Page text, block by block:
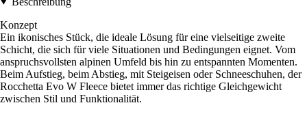
Konzept
Ein ikonisches Stück, die ideale Lösung für eine vielseitige zweite
Schicht, die sich für viele Situationen und Bedingungen eignet. Vom
anspruchsvollsten alpinen Umfeld bis hin zu entspannten Momenten.
Beim Aufstieg, beim Abstieg, mit Steigeisen oder Schneeschuhen, der
Rocchetta Evo W Fleece bietet immer das richtige Gleichgewicht
zwischen Stil und Funktionalität.